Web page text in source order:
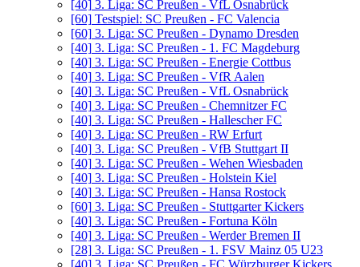
[40] 3. Liga: SC Preußen - VfL Osnabrück
[60] Testspiel: SC Preußen - FC Valencia
[60] 3. Liga: SC Preußen - Dynamo Dresden
[40] 3. Liga: SC Preußen - 1. FC Magdeburg
[40] 3. Liga: SC Preußen - Energie Cottbus
[40] 3. Liga: SC Preußen - VfR Aalen
[40] 3. Liga: SC Preußen - VfL Osnabrück
[40] 3. Liga: SC Preußen - Chemnitzer FC
[40] 3. Liga: SC Preußen - Hallescher FC
[40] 3. Liga: SC Preußen - RW Erfurt
[40] 3. Liga: SC Preußen - VfB Stuttgart II
[40] 3. Liga: SC Preußen - Wehen Wiesbaden
[40] 3. Liga: SC Preußen - Holstein Kiel
[40] 3. Liga: SC Preußen - Hansa Rostock
[60] 3. Liga: SC Preußen - Stuttgarter Kickers
[40] 3. Liga: SC Preußen - Fortuna Köln
[40] 3. Liga: SC Preußen - Werder Bremen II
[28] 3. Liga: SC Preußen - 1. FSV Mainz 05 U23
[40] 3. Liga: SC Preußen - FC Würzburger Kickers